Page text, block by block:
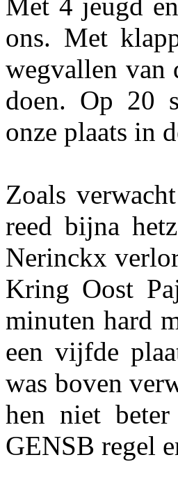
ons. Met
wegvallen van
doen. Op 20
onze plaats in
Zoals
reed bijna
Nerinckx
Kring Oost
minuten hard
een vijfde
was boven
hen niet
GENSB regel